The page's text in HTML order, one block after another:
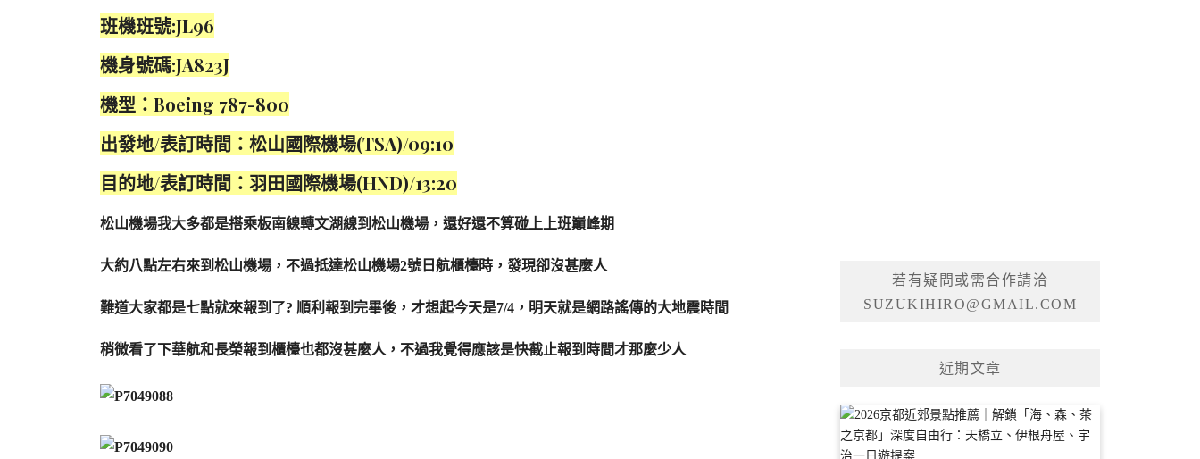
班機班號:JL96
機身號碼:JA823J
機型：Boeing 787-800
出發地/表訂時間：松山國際機場(TSA)/09:10
目的地/表訂時間：羽田國際機場(HND)/13:20
松山機場我大多都是搭乘板南線轉文湖線到松山機場，還好還不算碰上上班巔峰期
大約八點左右來到松山機場，不過抵達松山機場2號日航櫃檯時，發現卻沒甚麼人
難道大家都是七點就來報到了? 順利報到完畢後，才想起今天是7/4，明天就是網路謠傳的大地震時間
稍微看了下華航和長榮報到櫃檯也都沒甚麼人，不過我覺得應該是快截止報到時間才那麼少人
若有疑問或需合作請洽
SUZUKIHIRO@GMAIL.COM
近期文章